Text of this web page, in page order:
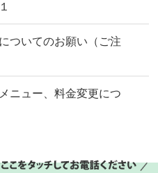
ついてのお願い（ご注
ニュー、料金変更につ